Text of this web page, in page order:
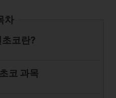
차
코란?
코 과목